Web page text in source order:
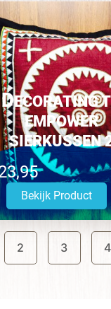
DECORATING
EMPOWER
SIERKUSSEN
Bekijk Product
2 3 4